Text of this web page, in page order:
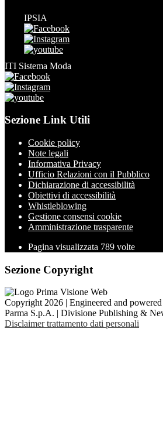
IPSIA
ITI Sistema Moda
Sezione Link Utili
Cookie policy
Note legali
Informativa Privacy
Ufficio Relazioni con il Pubblico
Dichiarazione di accessibilità
Obiettivi di accessibilità
Whistleblowing
Gestione consensi cookie
Amministrazione trasparente
Pagina visualizzata 789 volte
Sezione Copyright
Copyright 2026 | Engineered and
Parma S.p.A. | Divisione Publishing &
Disclaimer trattamento dati personali